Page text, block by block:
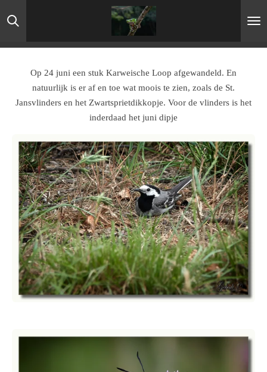
Ga
direct
hoofdinhoud
Op 24 juni een stuk Karweische Loop afgewandeld. En
natuurlijk is er af en toe wat moois te zien, zoals de St.
Jansvlinders en het Zwartsprietdikkopje. Voor de vlinders is het
inderdaad het juni dipje